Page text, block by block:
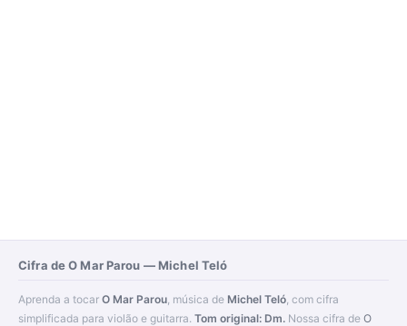
Cifra de O Mar Parou — Michel Teló
Aprenda a tocar O Mar Parou , música de Michel Teló , com cifra
simplificada para violão e guitarra. Tom original: Dm. Nossa cifra de O